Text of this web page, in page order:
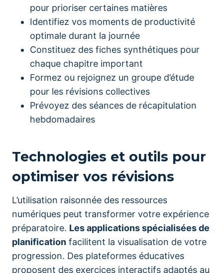
pour prioriser certaines matières
Identifiez vos moments de productivité
optimale durant la journée
Constituez des fiches synthétiques pour
chaque chapitre important
Formez ou rejoignez un groupe d’étude
pour les révisions collectives
Prévoyez des séances de récapitulation
hebdomadaires
Technologies et outils pour
optimiser vos révisions
L’utilisation raisonnée des ressources
numériques peut transformer votre expérience
préparatoire. Les applications spécialisées de
planification facilitent la visualisation de votre
progression. Des plateformes éducatives
proposent des exercices interactifs adaptés au